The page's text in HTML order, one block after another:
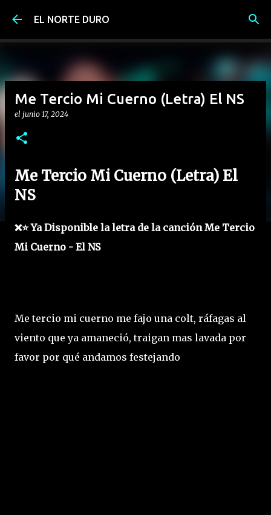
Ir al contenido principal
EL NORTE DURO
Me Tercio Mi Cuerno (Letra) El NS
el junio 17, 2024
Me Tercio Mi Cuerno (Letra) El
NS
❌⭐ Ya Disponible la letra de la canción Me Tercio
Mi Cuerno - El NS
Me tercio mi cuerno me fajo una colt, ráfagas al
viento que ya amaneció, traigan mas lavada por
favor por qué andamos festejando